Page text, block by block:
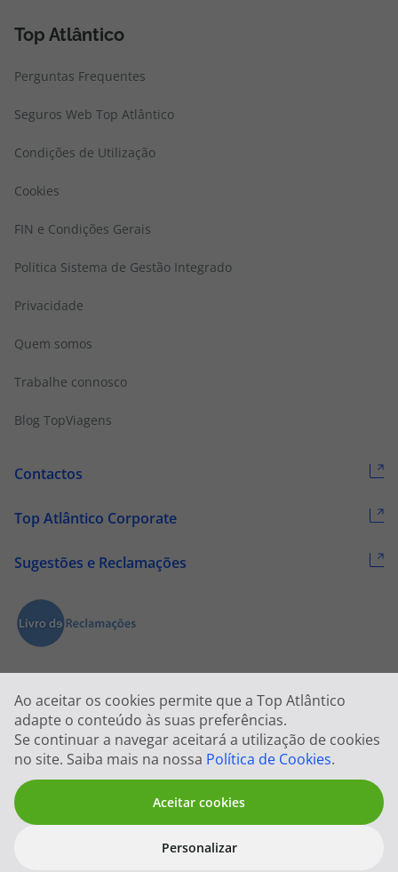
Ao aceitar os cookies permite que a Top Atlântico
adapte o conteúdo às suas preferências.
Se continuar a navegar aceitará a utilização de cookies
no site. Saiba mais na nossa Política de Cookies.
Aceitar cookies
Personalizar
Top Atlântico
Perguntas Frequentes
Seguros Web Top Atlântico
Condições de Utilização
Cookies
FIN e Condições Gerais
Politica Sistema de Gestão Integrado
Privacidade
Quem somos
Trabalhe connosco
Blog TopViagens
Contactos
Top Atlântico Corporate
Sugestões e Reclamações
2026 © Todos os direitos reservados:Top Atlântico, Viagens e Turismo